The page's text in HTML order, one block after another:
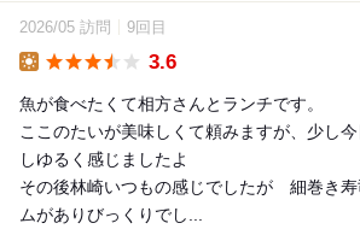
2026/05 訪問 9回目
3.6
魚が食べたくて相方さんとランチです。
ここのたいが美味しくて頼みますが、少し
しゆるく感じましたよ
その後林崎いつもの感じでしたが 細巻き寿
ムがありびっくりでし...